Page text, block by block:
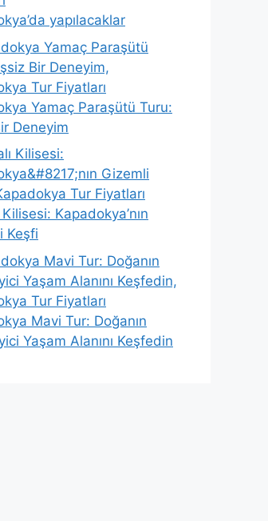
yapılacaklar
Yamaç Paraşütü Turu:
Deneyim
Kapadokya’nın
Keşfi
Mavi Tur: Doğanın
Yaşam Alanını Keşfedin